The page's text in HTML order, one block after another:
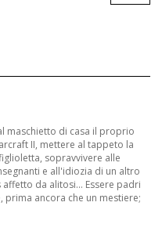
maschietto di casa il proprio
II, mettere al tappeto la
sopravvivere alle
e all'idiozia di un altro
da alitosi... Essere padri
prima ancora che un mestiere;